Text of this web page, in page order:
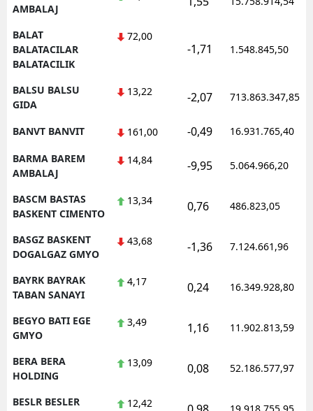
AMBALAJ
BALAT
BALATACILAR
BALATACILIK
72,00
-1,71 1.548.845,50
BALSU BALSU
GIDA
13,22 -2,07 713.863.347,85
BANVT BANVIT 161,00 -0,49 16.931.765,40
BARMA BAREM
AMBALAJ
14,84 -9,95 5.064.966,20
BASCM BASTAS
BASKENT CIMENTO
13,34 0,76 486.823,05
BASGZ BASKENT
DOGALGAZ GMYO
43,68 -1,36 7.124.661,96
BAYRK BAYRAK
TABAN SANAYI
4,17 0,24 16.349.928,80
BEGYO BATI EGE
GMYO
3,49 1,16 11.902.813,59
BERA BERA
HOLDING
13,09 0,08 52.186.577,97
BESLR BESLER
12,42